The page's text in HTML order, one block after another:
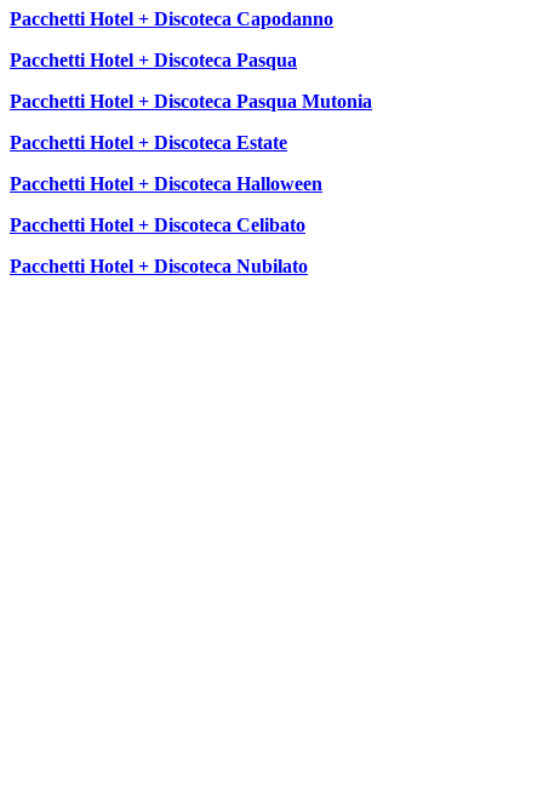
Pacchetti Hotel + Discoteca Capodanno
Pacchetti Hotel + Discoteca Pasqua
Pacchetti Hotel + Discoteca Pasqua Mutonia
Pacchetti Hotel + Discoteca Estate
Pacchetti Hotel + Discoteca Halloween
Pacchetti Hotel + Discoteca Celibato
Pacchetti Hotel + Discoteca Nubilato